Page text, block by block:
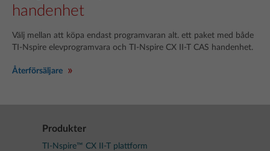
handenhet
Välj mellan att köpa endast programvaran alt. ett paket med både
TI-Nspire elevprogramvara och TI-Nspire CX II-T CAS handenhet.
Återförsäljare
Produkter
TI-Nspire™ CX II-T plattform